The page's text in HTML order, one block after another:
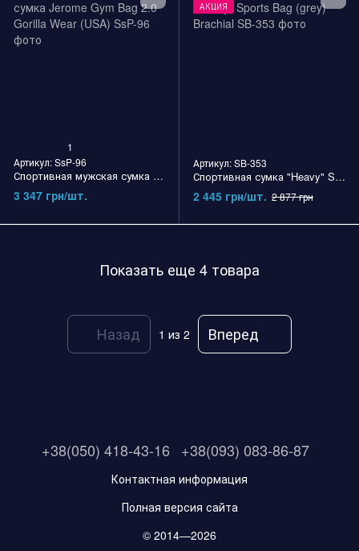
1
Артикул: SsP-96
Спортивная мужская сумка Jerome Gym Bag 2.0 Gorilla Wear (USA)
3 347 грн/шт.
АКЦИЯ
Артикул: SB-353
Спортивная сумка "Heavy" Sports Bag (grey) Brachial
2 445 грн/шт. 2 877 грн
Показать еще 4 товара
Назад 1 из 2 Вперед
+38(050) 418-43-16 +38(093) 083-86-87
Контактная информация
Полная версия сайта
© 2014—2026